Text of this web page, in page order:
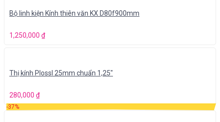
Bộ linh kiện Kính thiên văn KX D80f900mm
1,250,000 ₫
Thị kính Plossl 25mm chuẩn 1,25″
280,000 ₫
-37%